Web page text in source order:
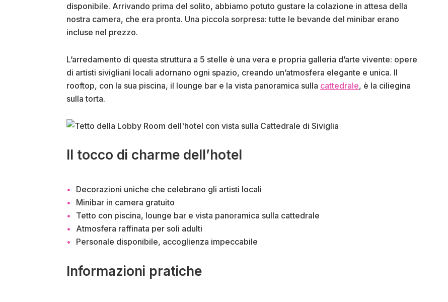
disponibile. Arrivando prima del solito, abbiamo potuto gustare la colazione in attesa della
nostra camera, che era pronta. Una piccola sorpresa: tutte le bevande del minibar erano
incluse nel prezzo.
L’arredamento di questa struttura a 5 stelle è una vera e propria galleria d’arte vivente: opere
di artisti sivigliani locali adornano ogni spazio, creando un’atmosfera elegante e unica. Il
rooftop, con la sua piscina, il lounge bar e la vista panoramica sulla cattedrale, è la ciliegina
sulla torta.
Il tocco di charme dell’hotel
Decorazioni uniche che celebrano gli artisti locali
Minibar in camera gratuito
Tetto con piscina, lounge bar e vista panoramica sulla cattedrale
Atmosfera raffinata per soli adulti
Personale disponibile, accoglienza impeccabile
Informazioni pratiche